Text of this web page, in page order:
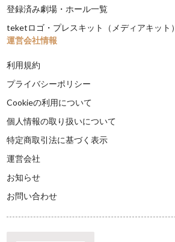
登録済み劇場・ホール一覧
teketロゴ・プレスキット（メディアキット）
運営会社情報
利用規約
プライバシーポリシー
Cookieの利用について
個人情報の取り扱いについて
特定商取引法に基づく表示
運営会社
お知らせ
お問い合わせ